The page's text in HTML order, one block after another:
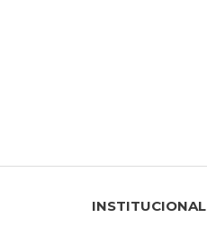
INSTITUCIONAL